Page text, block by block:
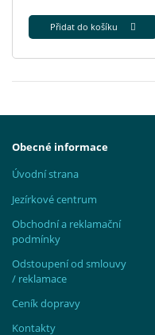
Přidat do košíku
Obecné informace
Úvodní strana
Jezírkové centrum
Obchodní a reklamační
podmínky
Odstoupení od smlouvy
/ reklamace
Ceník dopravy
Kontakty